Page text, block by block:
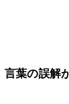
言葉の誤解